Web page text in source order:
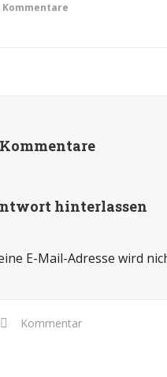
Kommentare
hinterlassen
E-Mail-Adresse wird